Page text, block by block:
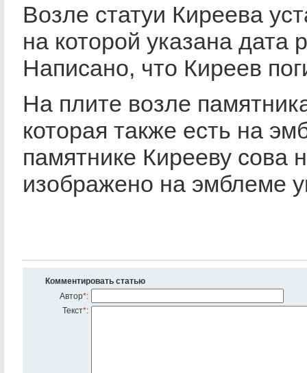
Возле статуи Киреева
на которой указана дата
Написано, что Киреев
На плите возле
которая также есть на
памятнике Кирееву сова
изображено на эмблеме
Комментировать статью
Автор*:
Текст*: